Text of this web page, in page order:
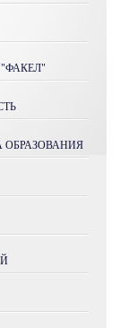
ОБРАЗОВАНИЯ